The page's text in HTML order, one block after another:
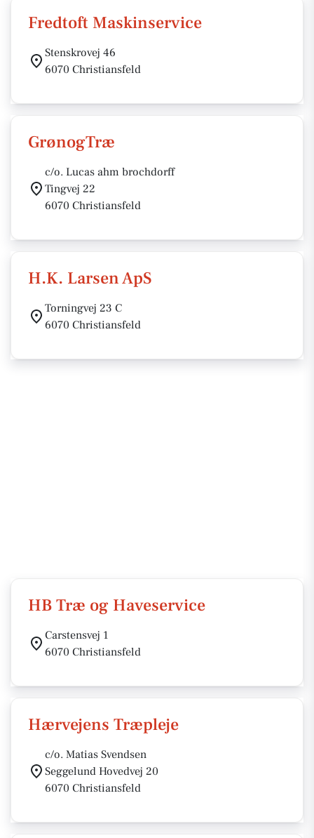
Fredtoft Maskinservice
Stenskrovej 46
6070 Christiansfeld
GrønogTræ
c/o. Lucas ahm brochdorff
Tingvej 22
6070 Christiansfeld
H.K. Larsen ApS
Torningvej 23 C
6070 Christiansfeld
HB Træ og Haveservice
Carstensvej 1
6070 Christiansfeld
Hærvejens Træpleje
c/o. Matias Svendsen
Seggelund Hovedvej 20
6070 Christiansfeld